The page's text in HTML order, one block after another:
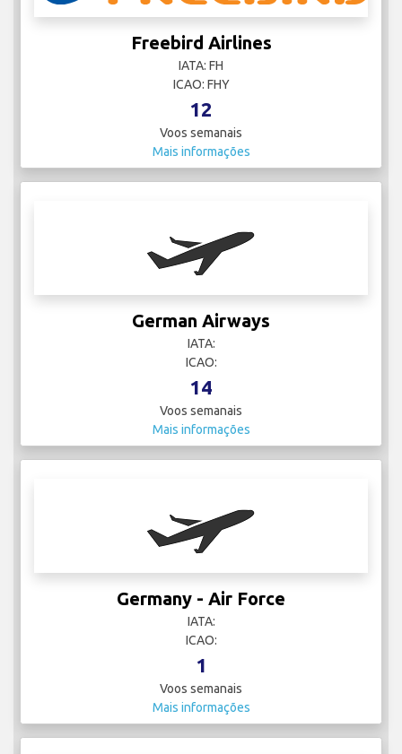
Freebird Airlines
IATA: FH
ICAO: FHY
12
Voos semanais
Mais informações
German Airways
IATA:
ICAO:
14
Voos semanais
Mais informações
Germany - Air Force
IATA:
ICAO:
1
Voos semanais
Mais informações